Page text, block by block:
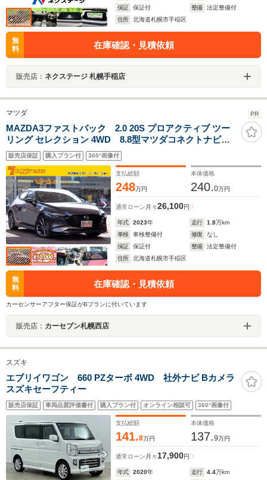
保証
保証付 整備
法定整備付
住所
北海道札幌市手稲区
無
料
在庫確認・見積依頼
販売店： ネクステージ 札幌手稲店
マツダ PR
MAZDA3ファストバック 2.0 20S プロアクティブ ツー
リング セレクション 4WD 8.8型マツダコネクトナビ
TV AutoExeエアロリアスポイラー 全周囲カメラ バ
ーガンディレザーパッケージ スマートブレーキサポー
ト シートヒーター アダプティブLED ステアリング
ヒーター
販売店保証 購入プラン付 360°画像付
支払総額
248万円
本体価格
240.0万円
通常ローン 月々26,100円
年式 2023年 走行 1.8万km
車検
車検整備付 修復
なし
保証
保証付 整備
法定整備付
住所
北海道札幌市手稲区
無
料
在庫確認・見積依頼
カーセンサーアフター保証がBプランに付いています
販売店： カーセブン札幌西店
スズキ
エブリイワゴン 660 PZターボ 4WD 社外ナビ Bカメラ
スズキセーフティー
販売店保証 車両品質評価書付 購入プラン付 オンライン相談可 360°画像付
支払総額
141.8万円
本体価格
137.9万円
通常ローン 月々 17,900円
年式 2020年 走行 4.4万km